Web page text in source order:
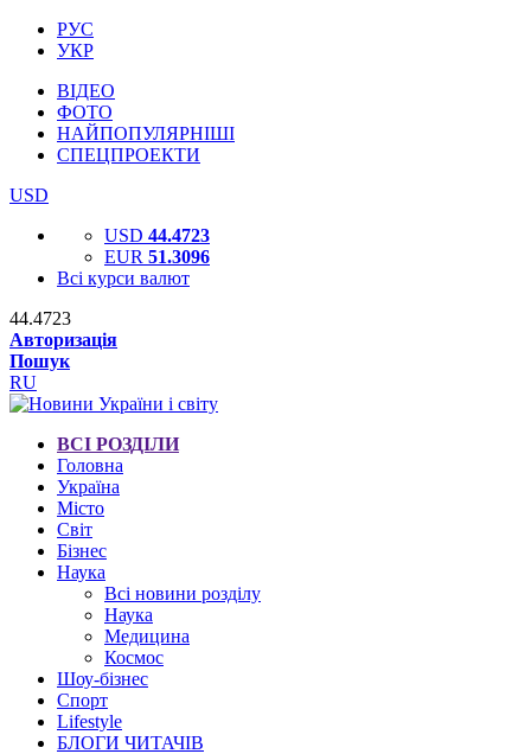
РУС
УКР
ВІДЕО
ФОТО
НАЙПОПУЛЯРНІШІ
СПЕЦПРОЕКТИ
USD
USD 44.4723
EUR 51.3096
Всі курси валют
44.4723
Авторизація
Пошук
RU
ВСІ РОЗДІЛИ
Головна
Україна
Місто
Світ
Бізнес
Наука
Всі новини розділу
Наука
Медицина
Космос
Шоу-бізнес
Спорт
Lifestyle
БЛОГИ ЧИТАЧІВ